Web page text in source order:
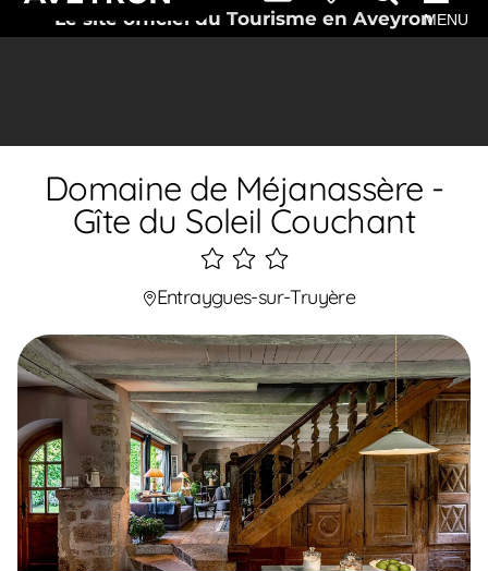
Le site officiel du Tourisme en AveyronMENU
Domaine de Méjanassère -
Gîte du Soleil Couchant
3
étoiles
Entraygues-sur-Truyère